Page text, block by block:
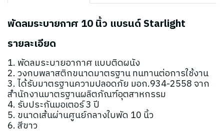
พัดลมระบายกาศ 10 นิ้ว แบรนด์ Starlight
รายละเอียด
1. พัดลมระบายอากาศ แบบติดผนัง
2. วงกบพลาสติกขนาดมาตรฐาน ทนทานต่อการใช้งาน
3. ได้รับมาตรฐานความปลอดภัย มอก.934-2558 จาก
สำนักงานมาตรฐานผลิตภัณฑ์อุตสาหกรรม
4. รับประกันมอเตอร์ 3 ปี
5. ขนาดเส้นผ่านศูนย์กลางใบพัด 10 นิ้ว
6. สีขาว